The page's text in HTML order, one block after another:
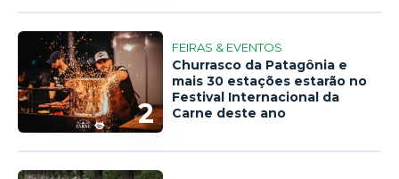
2
FEIRAS & EVENTOS
Churrasco da Patagônia e
mais 30 estações estarão no
Festival Internacional da
Carne deste ano